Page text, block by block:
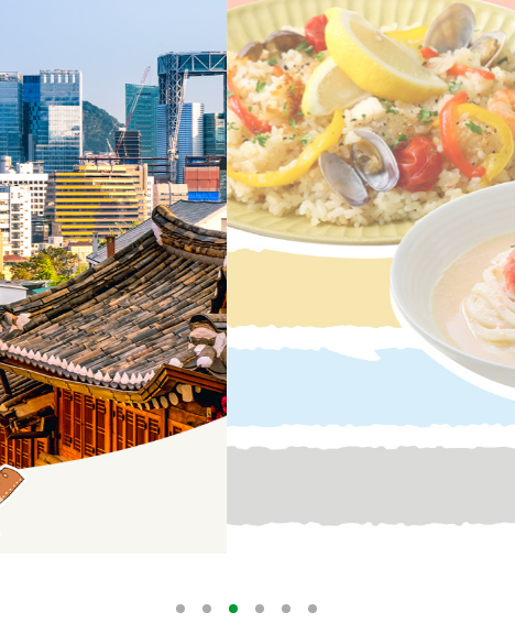
酢 調味酢 お酢ドリンク ぽん酢 みりん風・料
スープ 中華 クイック調味料 レモン果汁 ふりかけ
納豆 Fibee
くらしプラ酢 カンタン酢
環境への取り組み
ミツカンの環境への取
り組みをご紹介しま
す。
水の文化セ
（アーカイ
1999年設立。
テーマとした
活動を行って
た。
MIM（ミツカンミュ
ージアム）
ミツカンの酢づくりの
歴史などが学べる体験
型博物館です。
各部門が大
いること
「未来ビジョ
実現に向けた
取り組みをご
す。
キッザニア東京「ぽ
ん酢工房」